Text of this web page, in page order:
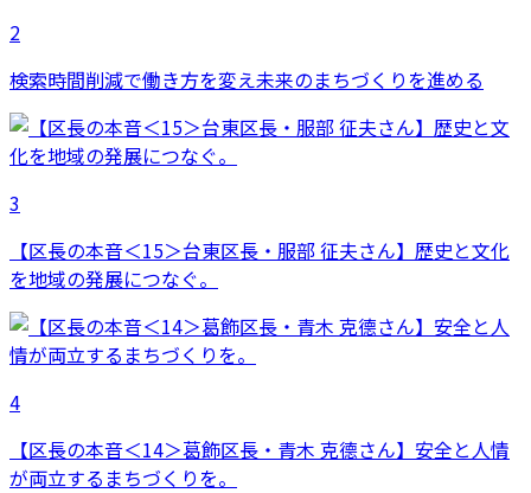
2
検索時間削減で働き方を変え未来のまちづくりを進める
3
【区長の本音＜15＞台東区長・服部 征夫さん】歴史と文化
を地域の発展につなぐ。
4
【区長の本音＜14＞葛飾区長・青木 克德さん】安全と人情
が両立するまちづくりを。